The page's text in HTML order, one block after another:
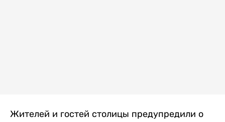
Жителей и гостей столицы предупредили о